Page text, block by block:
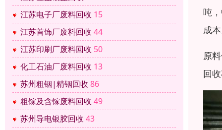
江苏电子厂废料回收 15
江苏首饰厂废料回收 44
江苏印刷厂废料回收 50
化工石油厂废料回收 13
苏州粗铟|精铟回收 86
粗镓及含镓废料回收 49
苏州导电银胶回收 43
吨
成
原
回